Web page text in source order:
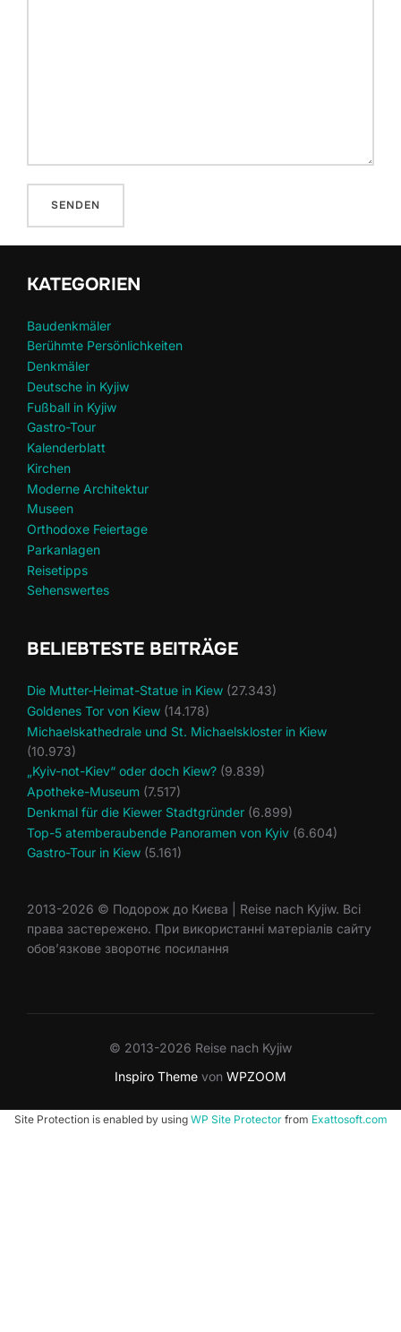
KATEGORIEN
Baudenkmäler
Berühmte Persönlichkeiten
Denkmäler
Deutsche in Kyjiw
Fußball in Kyjiw
Gastro-Tour
Kalenderblatt
Kirchen
Moderne Architektur
Museen
Orthodoxe Feiertage
Parkanlagen
Reisetipps
Sehenswertes
BELIEBTESTE BEITRÄGE
Die Mutter-Heimat-Statue in Kiew (27.343)
Goldenes Tor von Kiew (14.178)
Michaelskathedrale und St. Michaelskloster in Kiew
(10.973)
„Kyiv-not-Kiev“ oder doch Kiew? (9.839)
Apotheke-Museum (7.517)
Denkmal für die Kiewer Stadtgründer (6.899)
Top-5 atemberaubende Panoramen von Kyiv (6.604)
Gastro-Tour in Kiew (5.161)
2013-2026 © Подорож до Києва | Reise nach Kyjiw. Всі
права застережено. При використанні матеріалів сайту
обов’язкове зворотнє посилання
© 2013-2026 Reise nach Kyjiw
Inspiro Theme von WPZOOM
Site Protection is enabled by using WP Site Protectorfrom Exattosoft.com